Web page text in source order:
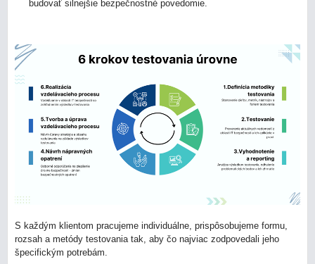
budovať silnejšie bezpečnostné povedomie.
S každým klientom pracujeme individuálne, prispôsobujeme formu,
rozsah a metódy testovania tak, aby čo najviac zodpovedali jeho
špecifickým potrebám.